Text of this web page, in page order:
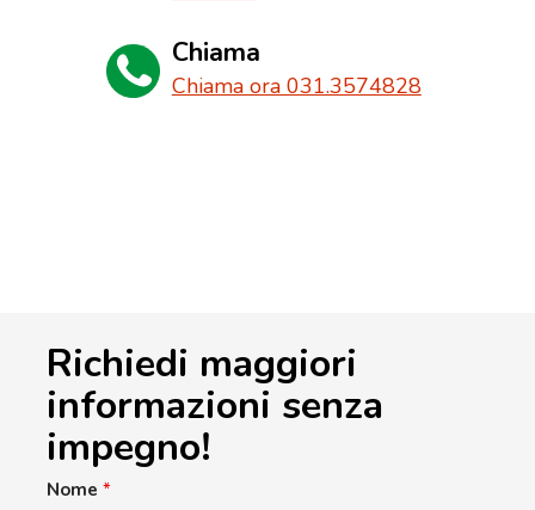
Chiama
Chiama ora 031.3574828
Richiedi maggiori
informazioni senza
impegno!
Nome *